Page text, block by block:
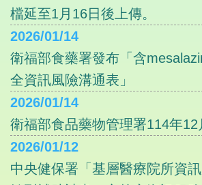
檔延至1月16日後上傳。
2026/01/14
衛福部食藥署發布「含
全資訊風險溝通表」
2026/01/14
衛福部食品藥物管理署114年
2026/01/12
中央健保署「基層醫療院所資